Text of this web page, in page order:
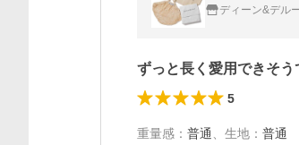
ディーン&デル
ずっと長く愛用できそう
5
重量感 ： 普通 生地 ： 普通